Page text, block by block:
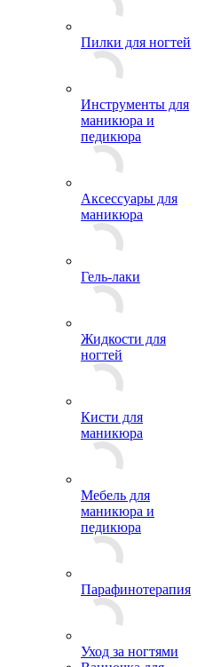
Пилки для ногтей
Инструменты для
маникюра и
педикюра
Аксессуары для
маникюра
Гель-лаки
Жидкости для
ногтей
Кисти для
маникюра
Мебель для
маникюра и
педикюра
Парафинотерапия
Уход за ногтями